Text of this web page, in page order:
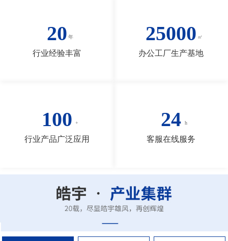
20
行业经验丰富
25000
办公工厂生产基地
100
行业产品广泛应用
24
客服在线服务